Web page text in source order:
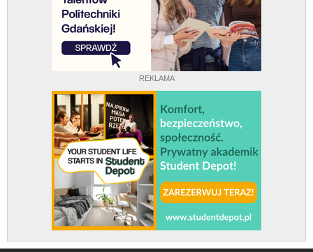
REKLAMA